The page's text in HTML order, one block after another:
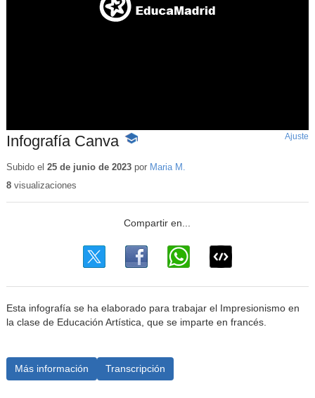
Infografía Canva -
educativo
Ajuste
Subido el 25 de junio de 2023por Maria M.
8visualizaciones
Esta infografía se ha elaborado para trabajar el Impresionismo en
la clase de Educación Artística, que se imparte en francés.
Más información Transcripción